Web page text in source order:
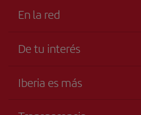
En la red
De tu interés
Accesibilidad
Iberia es más